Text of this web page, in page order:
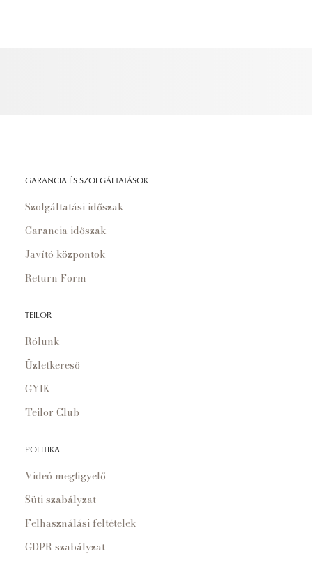
GARANCIA ÉS SZOLGÁLTATÁSOK
Szolgáltatási időszak
Garancia időszak
Javító központok
Return Form
TEILOR
Rólunk
Üzletkereső
GYIK
Teilor Club
POLITIKA
Videó megfigyelő
Süti szabályzat
Felhasználási feltételek
GDPR szabályzat